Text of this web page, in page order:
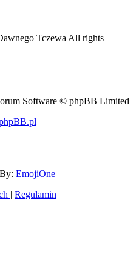
Tczewa All rights
Software © phpBB Limited
EmojiOne
| Regulamin